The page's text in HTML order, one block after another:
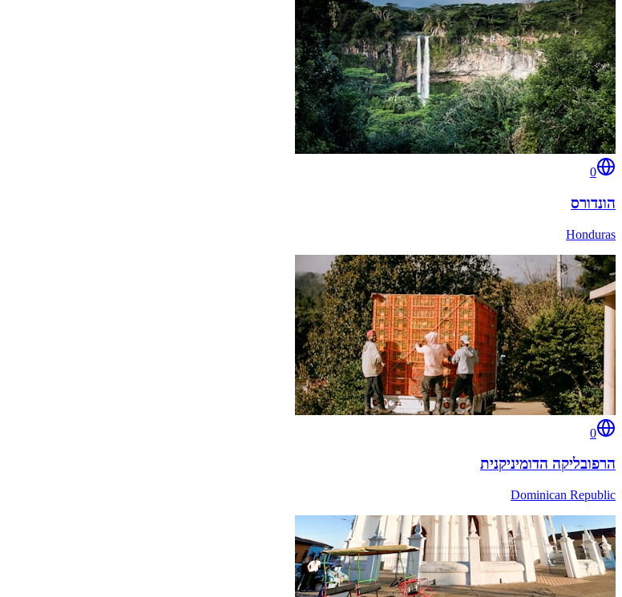
0
הונדורס
Honduras
0
הרפובליקה הדומיניקנית
Dominican Republic